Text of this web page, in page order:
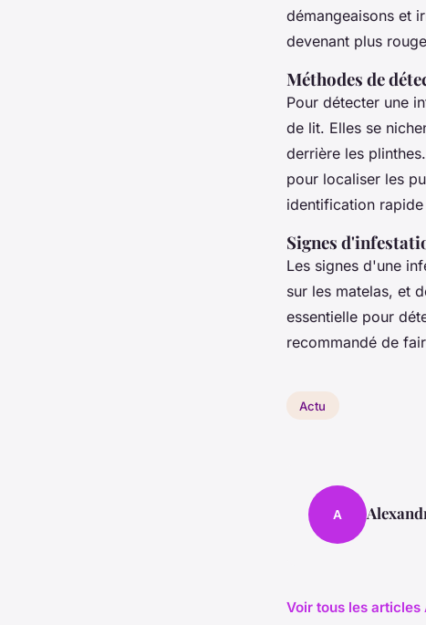
démangeaisons et
devenant plus
Méthodes de
Pour détecter une
de lit. Elles se
derrière les plinthes.
pour localiser les
identification
Signes
Les signes d'une
sur les matelas, et
essentielle pour
recommandé de
Actu
A
Voir tous les